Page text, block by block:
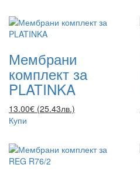
Мембрани
комплект за
PLATINKA
13.00€ (25.43лв.)
Купи